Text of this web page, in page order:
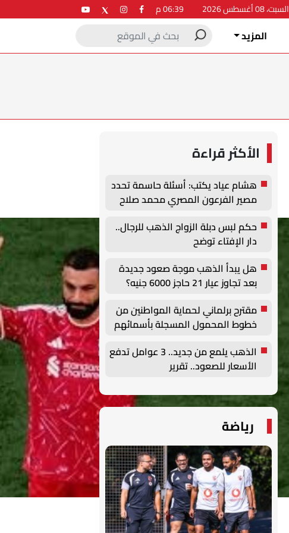
السبت، 08 أغسطس 2026
المزيد
الأكثر قراءة
هشام عياد يكتب: أسئلة حاسمة تحدد
مصير الفرعون المصري محمد صلاح
حكم لبس دبلة الزواج الذهب للرجال..
دار الإفتاء توضح
هل يبدأ الذهب موجة صعود جديدة
بعد تجاوز عيار 21 حاجز 6000 جنيه؟
مقترح برلماني لحماية المواطنين من
خطوط المحمول المسجلة بأسمائهم
الذهب يلمع من جديد.. 3 عوامل تدفع
الأسعار للصعود.. تقرير
رياضة